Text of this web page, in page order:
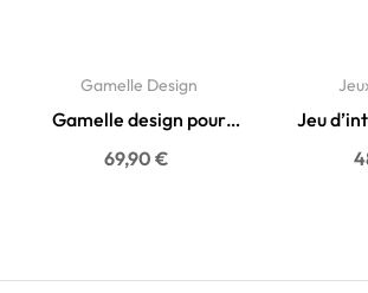
Gamelle Design
Gamelle design pour
chien et chat en pierre...
69,90 €
Jeu
chien